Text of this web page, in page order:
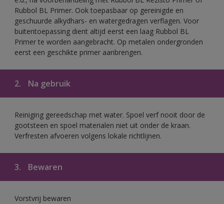
Rubbol BL Primer. Ook toepasbaar op gereinigde en
geschuurde alkydhars- en watergedragen verflagen. Voor
buitentoepassing dient altijd eerst een laag Rubbol BL
Primer te worden aangebracht. Op metalen ondergronden
eerst een geschikte primer aanbrengen.
2. Na gebruik
Reiniging gereedschap met water. Spoel verf nooit door de
gootsteen en spoel materialen niet uit onder de kraan.
Verfresten afvoeren volgens lokale richtlijnen.
3. Bewaren
Vorstvrij bewaren